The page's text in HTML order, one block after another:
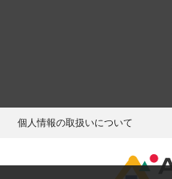
個人情報の取扱いについて